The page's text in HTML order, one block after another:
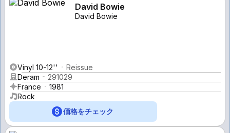
David Bowie
David Bowie
Vinyl 10-12''
Reissue
Deram
291029
France
1981
Rock
価格をチェック